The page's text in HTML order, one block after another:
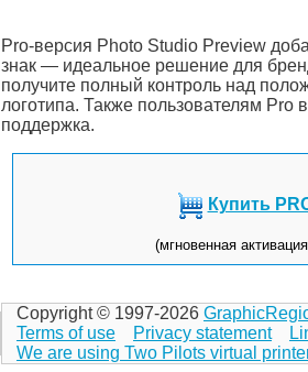
Pro-версия Photo Studio Preview
знак — идеальное решение для
получите полный контроль над
логотипа. Также пользователям Pro
поддержка.
Купить
(мгновенная
Copyright © 1997-2026
Terms of use
Privacy statement
We are using Two Pilots virtual